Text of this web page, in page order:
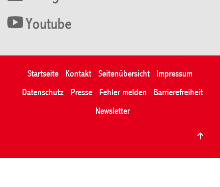
Youtube
Startseite Kontakt Seitenübersicht
Impressum
Datenschutz
Presse Fehler melden
Barrierefreiheit
Newsletter